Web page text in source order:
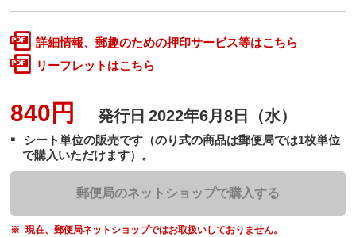
詳細情報、郵趣のための押印サービス等はこちら
リーフレットはこちら
840円 発行日 2022年6月8日（水）
シート単位の販売です（のり式の商品は郵便局では1枚単位
で購入いただけます）。
郵便局のネットショップで購入する
現在、郵便局ネットショップではお取扱いしておりません。